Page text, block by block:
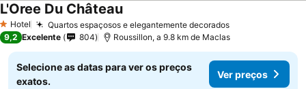
1 Estrelas
Hotel Quartos espaçosos e elegantemente decorados
L'Oree Du Château
9,2 Excelente 804 Roussillon, a 9.8 km de Maclas
Selecione as datas para ver os preços
exatos.
Ver preços